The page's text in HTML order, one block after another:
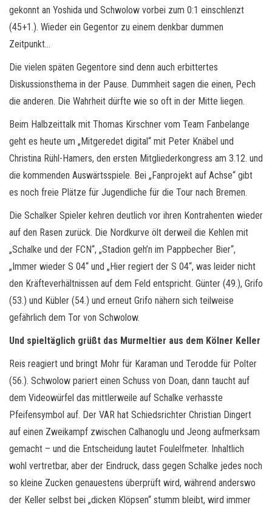
gekonnt an Yoshida und Schwolow vorbei zum 0:1 einschlenzt
(45+1.). Wieder ein Gegentor zu einem denkbar dummen
Zeitpunkt…
Die vielen späten Gegentore sind denn auch erbittertes
Diskussionsthema in der Pause. Dummheit sagen die einen, Pech
die anderen. Die Wahrheit dürfte wie so oft in der Mitte liegen.
Beim Halbzeittalk mit Thomas Kirschner vom Team Fanbelange
geht es heute um „Mitgeredet digital“ mit Peter Knäbel und
Christina Rühl-Hamers, den ersten Mitgliederkongress am 3.12. und
die kommenden Auswärtsspiele. Bei „Fanprojekt auf Achse“ gibt
es noch freie Plätze für Jugendliche für die Tour nach Bremen.
Die Schalker Spieler kehren deutlich vor ihren Kontrahenten wieder
auf den Rasen zurück. Die Nordkurve ölt derweil die Kehlen mit
„Schalke und der FCN“, „Stadion geh’n im Pappbecher Bier“,
„Immer wieder S 04“ und „Hier regiert der S 04“, was leider nicht
den Kräfteverhältnissen auf dem Feld entspricht. Günter (49.), Grifo
(53.) und Kübler (54.) und erneut Grifo nähern sich teilweise
gefährlich dem Tor von Schwolow.
Und spieltäglich grüßt das Murmeltier aus dem Kölner Keller
Reis reagiert und bringt Mohr für Karaman und Terodde für Polter
(56.). Schwolow pariert einen Schuss von Doan, dann taucht auf
dem Videowürfel das mittlerweile auf Schalke verhasste
Pfeifensymbol auf. Der VAR hat Schiedsrichter Christian Dingert
auf einen Zweikampf zwischen Calhanoglu und Jeong aufmerksam
gemacht – und die Entscheidung lautet Foulelfmeter. Inhaltlich
wohl vertretbar, aber der Eindruck, dass gegen Schalke jedes noch
so kleine Zucken genauestens überprüft wird, während anderswo
der Keller selbst bei „dicken Klöpsen“ stumm bleibt, wird immer